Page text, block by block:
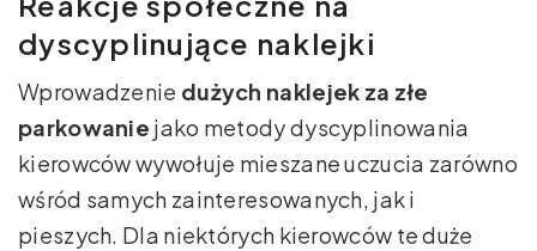
dyscyplinujące naklejki
Wprowadzenie dużych naklejek za złe
parkowanie jako metody dyscyplinowania
kierowców wywołuje mieszane uczucia zarówno
wśród samych zainteresowanych, jak i
pieszych. Dla niektórych kierowców te duże